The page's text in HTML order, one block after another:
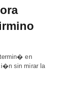
en
sin mirar la